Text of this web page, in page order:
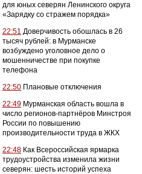
для юных северян Ленинского округа
«Зарядку со стражем порядка»
22:51 Доверчивость обошлась в 26
тысяч рублей: в Мурманске
возбуждено уголовное дело о
мошенничестве при покупке
телефона
22:50 Плановые отключения
22:49 Мурманская область вошла в
число регионов-партнёров Минстроя
России по повышению
производительности труда в ЖКХ
22:48 Как Всероссийская ярмарка
трудоустройства изменила жизни
северян: шесть историй успеха